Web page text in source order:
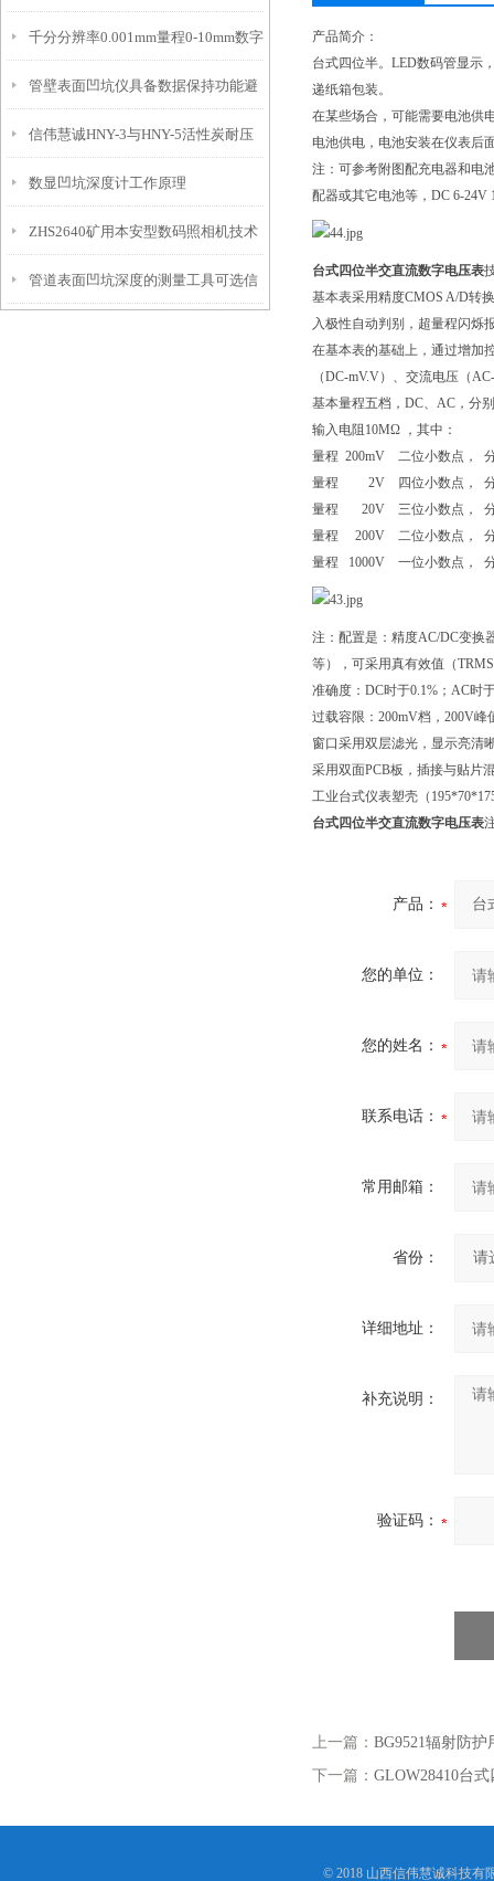
10mm！
特点
千分分辨率0.001mm量程0-10mm数字
埋头度仪技术参数！
管壁表面凹坑仪具备数据保持功能避
免测试过程中测针移动导致数据变动
信伟慧诚HNY-3与HNY-5活性炭耐压
强度测定仪技术参数！
数显凹坑深度计工作原理
ZHS2640矿用本安型数码照相机技术
参数！
管道表面凹坑深度的测量工具可选信
产品简介：
台式四位半。LED数码管显示
递纸箱包装。
在某些场合，可能需要电池供
电池供电，电池安装在仪表后
注：可参考附图配充电器和电
配器或其它电池等，DC 6-24V
台式四位半交直流数字电压表
基本表采用精度CMOS A/D转
入极性自动判别，超量程闪烁
在基本表的基础上，通过增加
（DC-mV.V）、交流电压（
基本量程五档，DC、AC，分
输入电阻10MΩ ，其中：
量程 200mV 二位小数点，
量程 2V 四位小数点， 分
量程 20V 三位小数点，
量程 200V 二位小数点，
量程 1000V 一位小数点，
注：配置是：精度AC/DC变换
等），可采用真有效值（
准确度：DC时于0.1%；AC时
过载容限：200mV档，200V峰
窗口采用双层滤光，显示亮清
采用双面PCB板，插接与贴片
工业台式仪表塑壳（
台式四位半交直流数字电压表
产品：
您的单位：
您的姓名：
联系电话：
常用邮箱：
省份：
详细地址：
补充说明：
验证码：
上一篇： BG9521辐射防
下一篇： GLOW28410台
© 2018 山西信伟慧诚科技有